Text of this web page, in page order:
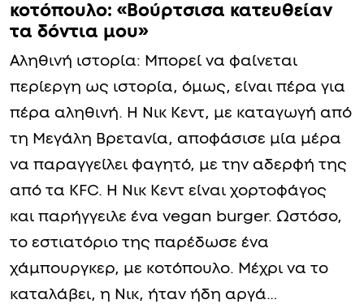
κοτόπουλο: «Βούρτσισα κατευθείαν
τα δόντια μου»
Αληθινή ιστορία: Μπορεί να φαίνεται
περίεργη ως ιστορία, όμως, είναι πέρα για
πέρα αληθινή. Η Νικ Κεντ, με καταγωγή από
τη Μεγάλη Βρετανία, αποφάσισε μία μέρα
να παραγγείλει φαγητό, με την αδερφή της
από τα KFC. Η Νικ Κεντ είναι χορτοφάγος
και παρήγγειλε ένα vegan burger. Ωστόσο,
το εστιατόριο της παρέδωσε ένα
χάμπουργκερ, με κοτόπουλο. Μέχρι να το
καταλάβει, η Νικ, ήταν ήδη αργά…